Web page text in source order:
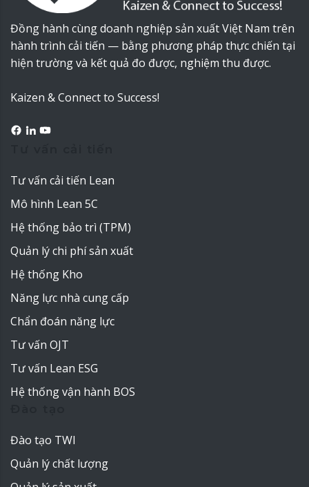
Đồng hành cùng doanh nghiệp sản xuất Việt Nam trên
hành trình cải tiến — bằng phương pháp thực chiến tại
hiện trường và kết quả đo được, nghiệm thu được.
Kaizen & Connect to Success!
Tư vấn cải tiến Lean
Mô hình Lean 5C
Hệ thống bảo trì (TPM)
Quản lý chi phí sản xuất
Hệ thống Kho
Năng lực nhà cung cấp
Chẩn đoán năng lực
Tư vấn OJT
Tư vấn Lean ESG
Hệ thống vận hành BOS
Đào tạo TWI
Quản lý chất lượng